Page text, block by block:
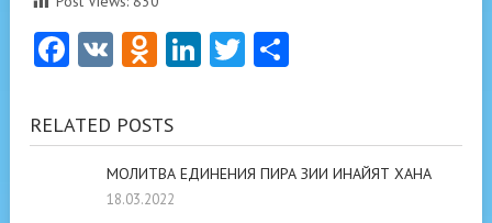
Facebook
VK Odnoklassniki
LinkedIn
Twitter
RELATED POSTS
МОЛИТВА ЕДИНЕНИЯ ПИРА ЗИИ ИНАЙЯТ ХАНА
18.03.2022